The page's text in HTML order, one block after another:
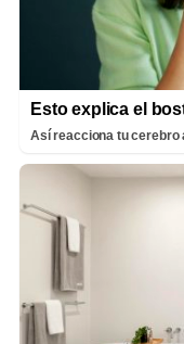
Esto explica el
Así reacciona tu cerebro